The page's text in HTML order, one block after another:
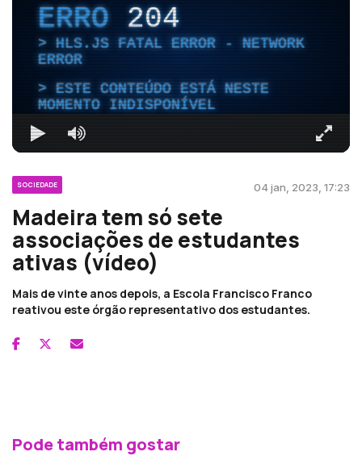
ERRO204
HLS.JS FATAL ERROR - NETWORK
ERROR
ESTE CONTEÚDO ESTÁ NESTE
MOMENTO INDISPONÍVEL
SOCIEDADE 04 jan, 2023, 17:23
Madeira tem só sete
associações de estudantes
ativas (vídeo)
Mais de vinte anos depois, a Escola Francisco Franco
reativou este órgão representativo dos estudantes.
Pode também gostar